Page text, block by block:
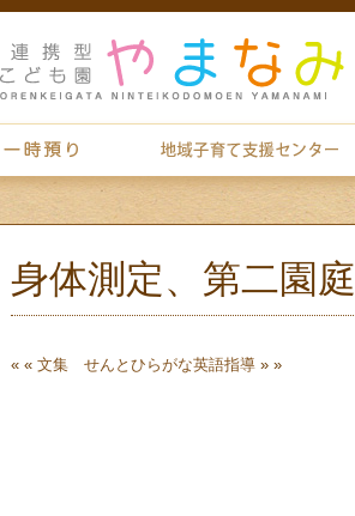
身体測定、第二園庭
« « 文集 せんとひらがな英語指導 » »